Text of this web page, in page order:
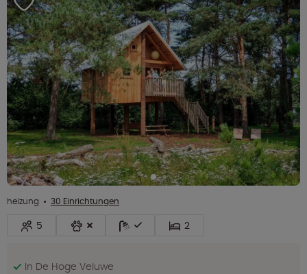
heizung 30 Einrichtungen
5 2
In De Hoge Veluwe